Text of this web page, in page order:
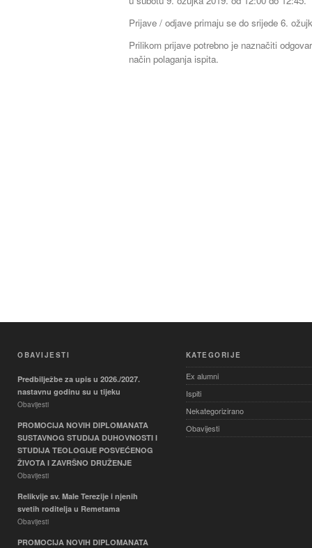
Prijave / odjave primaju se do srijede 6.
Prilikom prijave potrebno je naznačiti
način polaganja ispita.
OBAVIJESTI
Predbilježbe za upis u 2026./2027.
nastavnu godinu su u tijeku
Obavijesti
PROMOCIJA NOVIH DIPLOMANATA
SUSTAVNOG STUDIJA DUHOVNOSTI I
STUDIJA TEOLOGIJE POSVEĆENOG
ŽIVOTA I ZAVRŠNO DRUŽENJE
Obavijesti
Relikvije sv. Male Terezije i njenih
svetih roditelja u Remetama
Obavijesti
PROMOCIJA NOVIH DIPLOMANATA
KATEGORIJE
Ex alumni
Ispiti
Nekategorizirano
Obavijesti